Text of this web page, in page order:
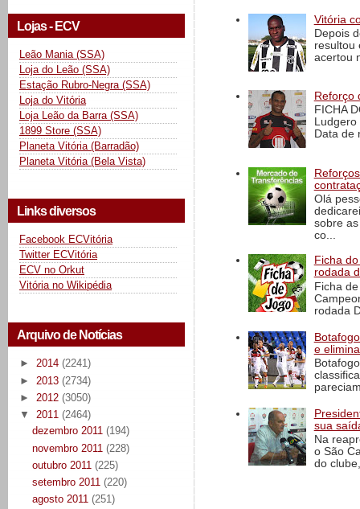
Lojas - ECV
Leão Mania (SSA)
Loja do Leão (SSA)
Estação Rubro-Negra (SSA)
Loja do Vitória
Loja Leão da Barra (SSA)
1899 Store (SSA)
Planeta Vitória (Barradão)
Planeta Vitória (Bela Vista)
Links diversos
Facebook ECVitória
Twitter ECVitória
ECV no Orkut
Vitória no Wikipédia
Arquivo de Notícias
► 2014 (2241)
► 2013 (2734)
► 2012 (3050)
▼ 2011 (2464)
dezembro 2011 (194)
novembro 2011 (228)
outubro 2011 (225)
setembro 2011 (220)
agosto 2011 (251)
Vitória
Depois
resultou
acertou
Reforço
FICHA
Data de
Olá
sobre
co...
Ficha
rodada
Ficha
rodada
e
sua
Na
o São
do